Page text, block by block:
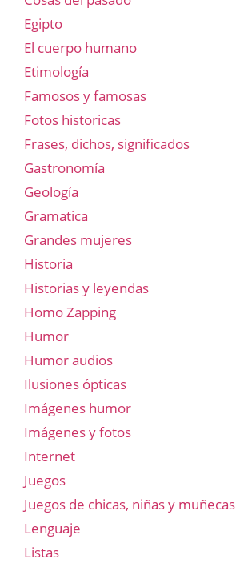
Egipto
El cuerpo humano
Etimología
Famosos y famosas
Fotos historicas
Frases, dichos, significados
Gastronomía
Geología
Gramatica
Grandes mujeres
Historia
Historias y leyendas
Homo Zapping
Humor
Humor audios
Ilusiones ópticas
Imágenes humor
Imágenes y fotos
Internet
Juegos
Juegos de chicas, niñas y muñecas
Lenguaje
Listas